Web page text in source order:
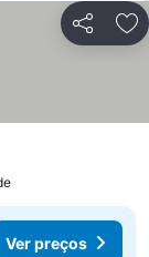
Partilhar
Ver preços